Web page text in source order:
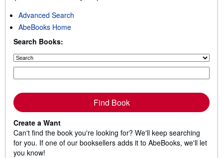
Advanced Search
AbeBooks Home
Search Books:
Find Book
Create a Want
Can't find the book you're looking for? We'll keep searching
for you. If one of our booksellers adds it to AbeBooks, we'll let
you know!